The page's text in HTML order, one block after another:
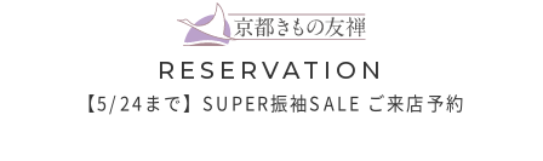
RESERVATION
【5/24まで】SUPER振袖SALE ご来店予約